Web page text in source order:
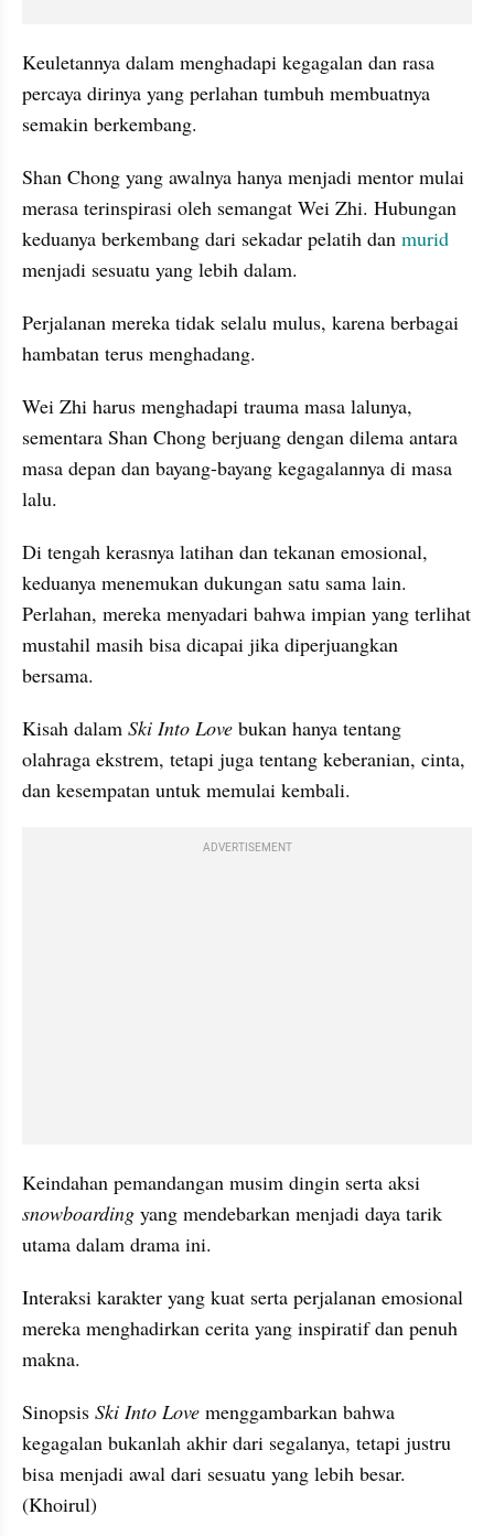
Keuletannya dalam menghadapi kegagalan dan rasa
percaya dirinya yang perlahan tumbuh membuatnya
semakin berkembang.
Shan Chong yang awalnya hanya menjadi mentor mulai
merasa terinspirasi oleh semangat Wei Zhi. Hubungan
keduanya berkembang dari sekadar pelatih dan murid
menjadi sesuatu yang lebih dalam.
Perjalanan mereka tidak selalu mulus, karena berbagai
hambatan terus menghadang.
Wei Zhi harus menghadapi trauma masa lalunya,
sementara Shan Chong berjuang dengan dilema antara
masa depan dan bayang-bayang kegagalannya di masa
lalu.
Di tengah kerasnya latihan dan tekanan emosional,
keduanya menemukan dukungan satu sama lain.
Perlahan, mereka menyadari bahwa impian yang terlihat
mustahil masih bisa dicapai jika diperjuangkan
bersama.
Kisah dalam Ski Into Love bukan hanya tentang
olahraga ekstrem, tetapi juga tentang keberanian, cinta,
dan kesempatan untuk memulai kembali.
ADVERTISEMENT
snowboarding yang mendebarkan menjadi daya tarik
utama dalam drama ini.
Interaksi karakter yang kuat serta perjalanan emosional
mereka menghadirkan cerita yang inspiratif dan penuh
makna.
Sinopsis Ski Into Love menggambarkan bahwa
kegagalan bukanlah akhir dari segalanya, tetapi justru
bisa menjadi awal dari sesuatu yang lebih besar.
(Khoirul)